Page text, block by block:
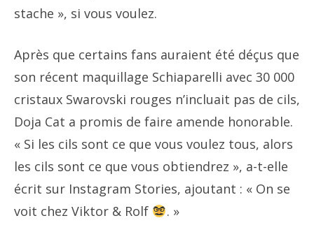
stache », si vous voulez.
Après que certains fans auraient été déçus que
son récent maquillage Schiaparelli avec 30 000
cristaux Swarovski rouges n’incluait pas de cils,
Doja Cat a promis de faire amende honorable.
« Si les cils sont ce que vous voulez tous, alors
les cils sont ce que vous obtiendrez », a-t-elle
écrit sur Instagram Stories, ajoutant : « On se
voit chez Viktor & Rolf
. »